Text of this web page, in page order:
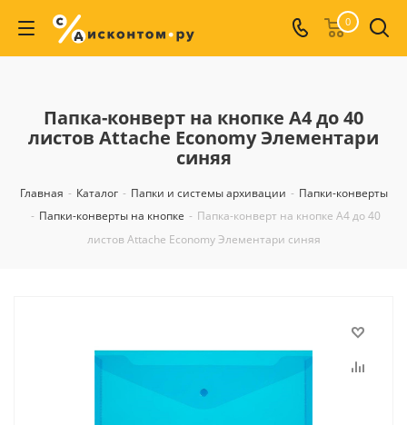
0
Папка-конверт на кнопке А4 до 40
листов Attache Economy Элементари
синяя
Главная - Каталог - Папки и системы архивации - Папки-конверты
- Папки-конверты на кнопке - Папка-конверт на кнопке А4 до 40
листов Attache Economy Элементари синяя